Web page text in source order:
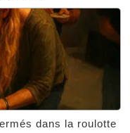
dans la roulotte